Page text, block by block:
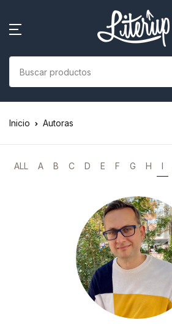
Inicio Autoras
ALL A B C D E F G H I